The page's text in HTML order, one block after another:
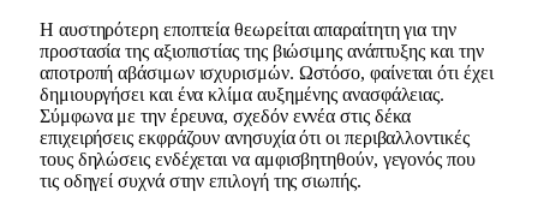
Η αυστηρότερη εποπτεία θεωρείται απαραίτητη για την
προστασία της αξιοπιστίας της βιώσιμης ανάπτυξης και την
αποτροπή αβάσιμων ισχυρισμών. Ωστόσο, φαίνεται ότι έχει
δημιουργήσει και ένα κλίμα αυξημένης ανασφάλειας.
Σύμφωνα με την έρευνα, σχεδόν εννέα στις δέκα
επιχειρήσεις εκφράζουν ανησυχία ότι οι περιβαλλοντικές
τους δηλώσεις ενδέχεται να αμφισβητηθούν, γεγονός που
τις οδηγεί συχνά στην επιλογή της σιωπής.